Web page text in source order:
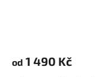
od 1 490 Kč